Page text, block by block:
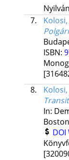
7.
ISBN:
8.
In:
DOI